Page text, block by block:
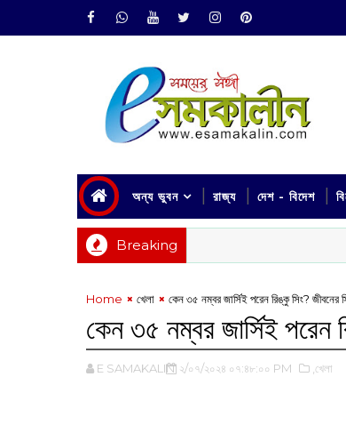
অন্য ভুবন রাজ্য দেশ - বিদেশ
Breaking
Home খেলা কেন ৩৫ নম্বর জার্সিই পরেন রিঙ্কু সিং?
কেন ৩৫ নম্বর জার্সিই পরেন
E SAMAKALIN ২/০৭/২০২৪ ০৭:৪৮:০০ PM ,খেলা